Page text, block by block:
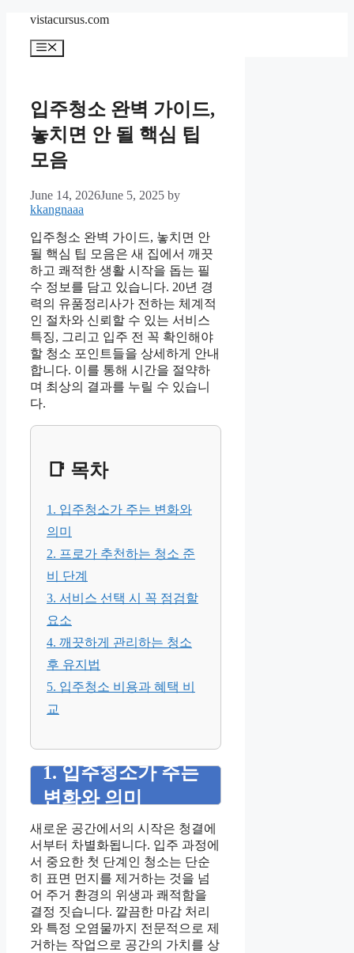
content
vistacursus.com
Menu
입주청소 완벽 가이드,
놓치면 안 될 핵심 팁
모음
June 14, 2026June 5, 2025 by
kkangnaaa
입주청소 완벽 가이드, 놓치면 안
될 핵심 팁 모음은 새 집에서 깨끗
하고 쾌적한 생활 시작을 돕는 필
수 정보를 담고 있습니다. 20년 경
력의 유품정리사가 전하는 체계적
인 절차와 신뢰할 수 있는 서비스
특징, 그리고 입주 전 꼭 확인해야
할 청소 포인트들을 상세하게 안내
합니다. 이를 통해 시간을 절약하
며 최상의 결과를 누릴 수 있습니
다.
📑 목차
1. 입주청소가 주는 변화와
의미
2. 프로가 추천하는 청소 준
비 단계
3. 서비스 선택 시 꼭 점검할
요소
4. 깨끗하게 관리하는 청소
후 유지법
5. 입주청소 비용과 혜택 비
교
1. 입주청소가 주는
변화와 의미
새로운 공간에서의 시작은 청결에
서부터 차별화됩니다. 입주 과정에
서 중요한 첫 단계인 청소는 단순
히 표면 먼지를 제거하는 것을 넘
어 주거 환경의 위생과 쾌적함을
결정 짓습니다. 깔끔한 마감 처리
와 특정 오염물까지 전문적으로 제
거하는 작업으로 공간의 가치를 상